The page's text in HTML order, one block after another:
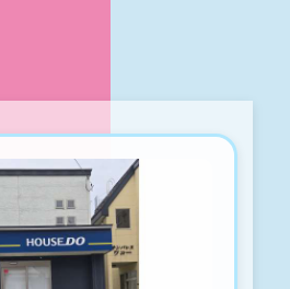
ましたo(^▽^)oありが
た♪
どりB-205 青森市緑1
りましたo(^▽^)oありが
た♪